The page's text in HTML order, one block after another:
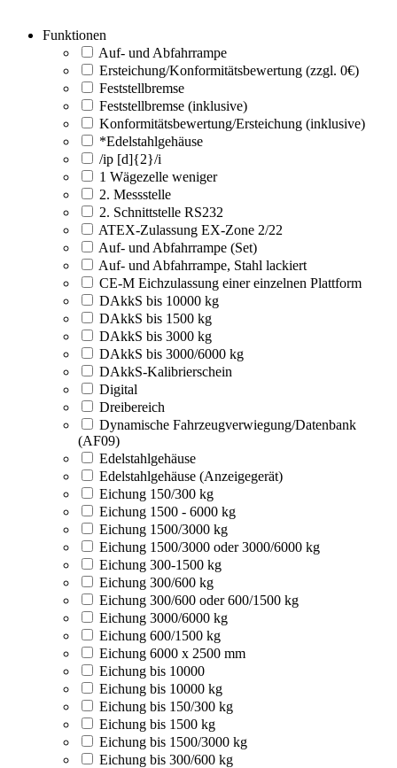
Funktionen
Auf- und Abfahrrampe
Ersteichung/Konformitätsbewertung (zzgl. 0€)
Feststellbremse
Feststellbremse (inklusive)
Konformitätsbewertung/Ersteichung (inklusive)
*Edelstahlgehäuse
/ip [d]{2}/i
1 Wägezelle weniger
2. Messstelle
2. Schnittstelle RS232
ATEX-Zulassung EX-Zone 2/22
Auf- und Abfahrrampe (Set)
Auf- und Abfahrrampe, Stahl lackiert
CE-M Eichzulassung einer einzelnen Plattform
DAkkS bis 10000 kg
DAkkS bis 1500 kg
DAkkS bis 3000 kg
DAkkS bis 3000/6000 kg
DAkkS-Kalibrierschein
Digital
Dreibereich
Dynamische Fahrzeugverwiegung/Datenbank
(AF09)
Edelstahlgehäuse
Edelstahlgehäuse (Anzeigegerät)
Eichung 150/300 kg
Eichung 1500 - 6000 kg
Eichung 1500/3000 kg
Eichung 1500/3000 oder 3000/6000 kg
Eichung 300-1500 kg
Eichung 300/600 kg
Eichung 300/600 oder 600/1500 kg
Eichung 3000/6000 kg
Eichung 600/1500 kg
Eichung 6000 x 2500 mm
Eichung bis 10000
Eichung bis 10000 kg
Eichung bis 150/300 kg
Eichung bis 1500 kg
Eichung bis 1500/3000 kg
Eichung bis 300/600 kg